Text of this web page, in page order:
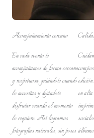
Acompañamiento cercano
En cada evento te
acompañamos de forma cercana
y respetuosa, guiándote cuando
lo necesitas y dejándote
disfrutar cuando el momento
lo requiere. Así logramos
fotografías naturales, sin poses
en